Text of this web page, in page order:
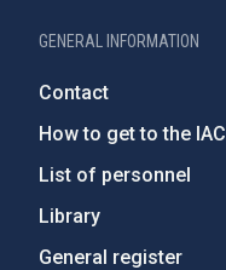
GENERAL INFORMATION
Contact
How to get to the IAC
List of personnel
Library
General register